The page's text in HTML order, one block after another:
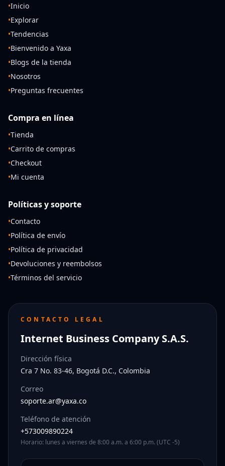
•Inicio
•Explorar
•Tendencias
•Bienvenido a Yaxa
•Blogs de la tienda
•Nosotros
•Preguntas frecuentes
Compra en línea
•Tienda
•Carrito de compras
•Checkout
•Mi cuenta
Políticas y soporte
•Contacto
•Política de envío
•Política de privacidad
•Devoluciones y reembolsos
•Términos del servicio
CONTACTO LEGAL
Internet Business Company S.A.S.
Dirección física
Cra 7 No. 83-46, Bogotá D.C., Colombia
Correo
soporte.ar@yaxa.co
Teléfono de atención
+573009890224
Horario: lunes a viernes de 8:00 a.m. a 6:00 p.m. (UTC -5)